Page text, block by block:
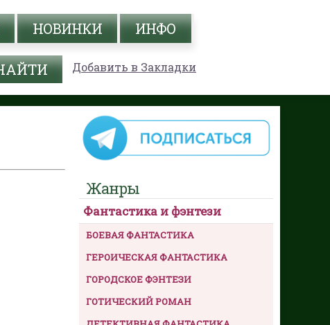
НОВИНКИ ИНФО
Добавить в Закладки
Жанры
Фантастика и фэнтези
БОЕВАЯ ФАНТАСТИКА
ГЕРОИЧЕСКАЯ ФАНТАСТИКА
ГОРОДСКОЕ ФЭНТЕЗИ
ГОТИЧЕСКИЙ РОМАН